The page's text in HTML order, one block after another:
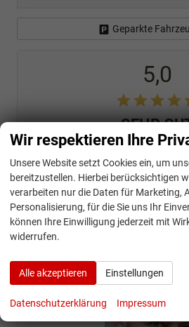
Geparkte
5,0
SEHR
Alle Bewertungen
Wir respektieren Ihre
Unsere Website setzt Cookies ein, um
bereitzustellen. Hierbei berücksichtigen
verarbeiten nur die Daten für Marketing,
Personalisierung, für die Sie uns Ihr
können Ihre Einwilligung jederzeit mit
widerrufen.
Alle akzeptieren Einstellungen
Datenschutzerklärung Impressum